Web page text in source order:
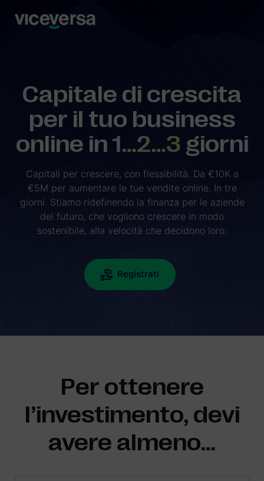
Capitale di crescita
per il tuo business
online in 1…2…3 giorni
Capitali per crescere, con flessibilità. Da €10K a
€5M per aumentare le tue vendite online. In tre
giorni. Stiamo ridefinendo la finanza per le aziende
del futuro, che vogliono crescere in modo
sostenibile, alla velocità che decidono loro.
Registrati
Per ottenere
l’investimento, devi
avere almeno…